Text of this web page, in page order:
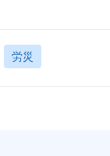
労災